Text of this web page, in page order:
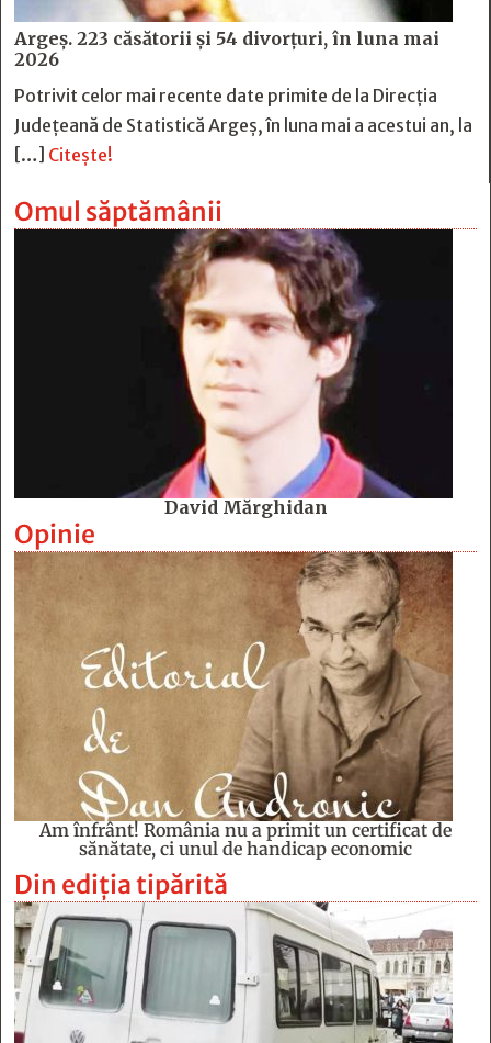
Argeș. 223 căsătorii și 54 divorțuri, în luna mai
2026
Potrivit celor mai recente date primite de la Direcția
Județeană de Statistică Argeș, în luna mai a acestui an, la
[…] Citește!
Omul săptămânii
David Mărghidan
Opinie
Am înfrânt! România nu a primit un certificat de
sănătate, ci unul de handicap economic
Din ediția tipărită